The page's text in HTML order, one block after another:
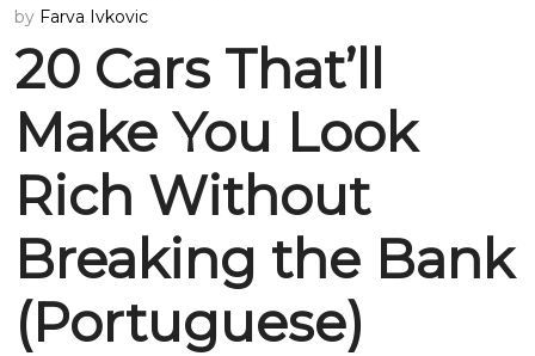
by Farva Ivkovic
20 Cars That’ll
Make You Look
Rich Without
Breaking the Bank
(Portuguese)